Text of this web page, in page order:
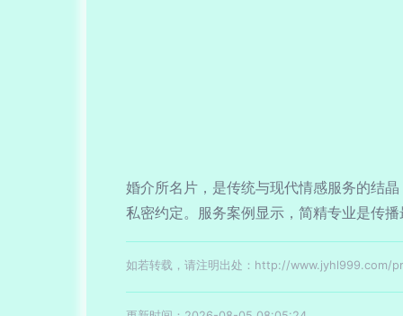
婚介所名片，是传统与现代情感服务的结
私密约定。服务案例显示，简精专业是传
如若转载，请注明出处：http://www.jyhl999.com/